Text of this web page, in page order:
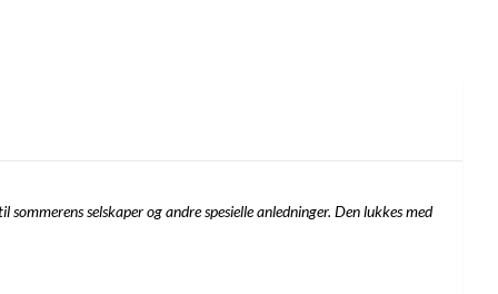
selskaper og andre spesielle anledninger. Den lukkes med